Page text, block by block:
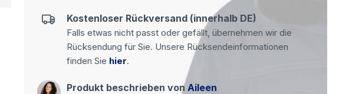
Kostenloser Rückversand (innerhalb DE)
Falls etwas nicht passt oder gefällt, übernehmen wir die
Rücksendung für Sie. Unsere Rücksendeinformationen
finden Sie hier.
Produkt beschrieben von Aileen